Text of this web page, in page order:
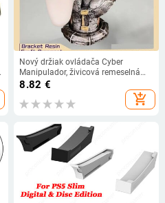
Nový držiak ovládača Cyber
Manipulador, živicová remeselná
ozdoba, držiak ovládača Xbox
Nintendo Switch, dekorácia na
plochu, hra
8.82 €
add_shopping_cart